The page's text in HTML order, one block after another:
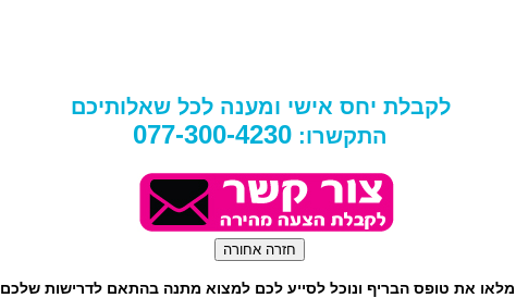
לקבלת יחס אישי ומענה לכל שאלותיכם
התקשרו: 077-300-4230
מלאו את טופס הבריף ונוכל לסייע לכם למצוא מתנה בהתאם לדרישות שלכם